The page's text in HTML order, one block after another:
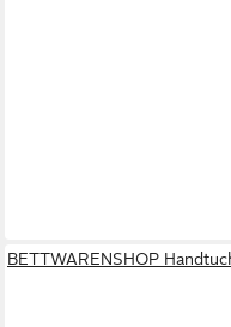
BETTWARENSHOP